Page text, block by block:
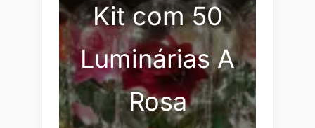
Kit com 50
Luminárias A
Rosa